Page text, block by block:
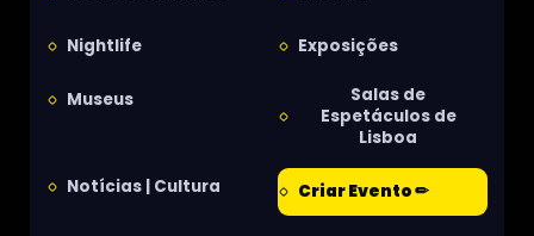
Nightlife Exposições
Museus
Salas de
Espetáculos de
Lisboa
Notícias | Cultura Criar Evento ✏